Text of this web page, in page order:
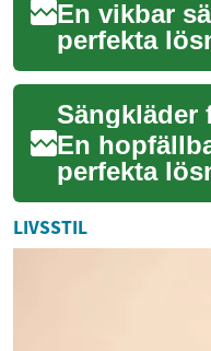
En vikbar
perfekta
som vill
ditt hem.
möbler har
En
perfekta
som vill
ditt hem.
möbler h...
LIVSSTIL